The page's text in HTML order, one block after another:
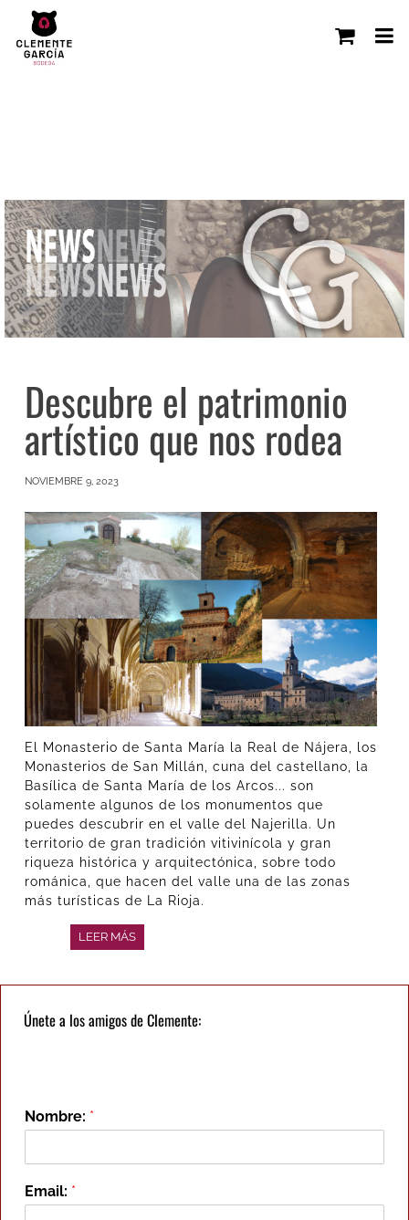
Descubre el patrimonio
artístico que nos rodea
NOVIEMBRE 9, 2023
El Monasterio de Santa María la Real de Nájera, los
Monasterios de San Millán, cuna del castellano, la
Basílica de Santa María de los Arcos... son
solamente algunos de los monumentos que
puedes descubrir en el valle del Najerilla. Un
territorio de gran tradición vitivinícola y gran
riqueza histórica y arquitectónica, sobre todo
románica, que hacen del valle una de las zonas
más turísticas de La Rioja.
LEER MÁS
Únete a los amigos de Clemente:
Nombre: *
Email: *